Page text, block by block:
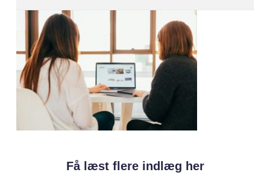
Få læst flere indlæg her